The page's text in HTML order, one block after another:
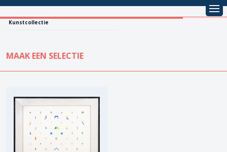
Kunstcollectie
MAAK EEN SELECTIE
KUNSTCOLLECTIE
Alle kunstwerken
Koopprijs
Vestiging